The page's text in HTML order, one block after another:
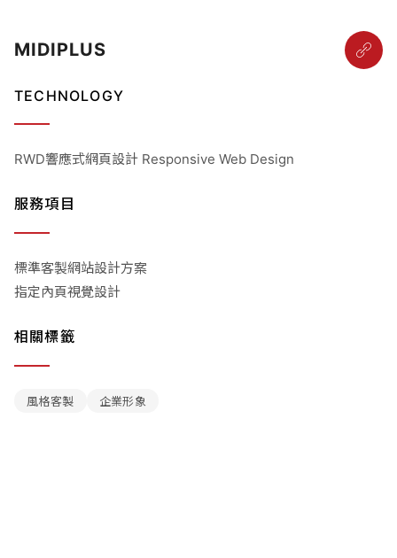
MIDIPLUS
TECHNOLOGY
RWD響應式網頁設計 Responsive Web Design
服務項目
標準客製網站設計方案
指定內頁視覺設計
相關標籤
風格客製 企業形象